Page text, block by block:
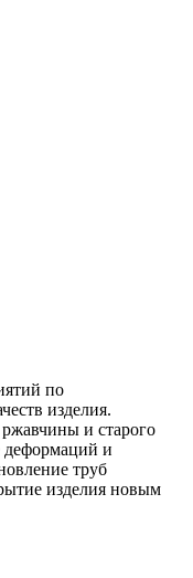
по
изделия.
и старого
деформаций и
труб
изделия новым